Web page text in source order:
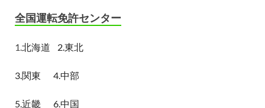
全国運転免許センター
1. 北海道 2.東北
3.関東 4.中部
5.近畿 6.中国